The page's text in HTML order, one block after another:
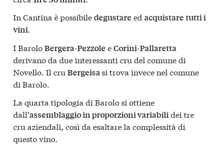
In Cantina è possibiledegustare ed acquistare tutti i
vini.
I BaroloBergera-Pezzole eCorini-Pallaretta
derivano da due interessanti cru del comune di
Novello. Il cru Bergeisasi trova invece nel comune
di Barolo.
La quarta tipologia di Barolo si ottiene
dall’assemblaggio in proporzioni variabilidei tre
cru aziendali, così da esaltare la complessità di
questo vino.